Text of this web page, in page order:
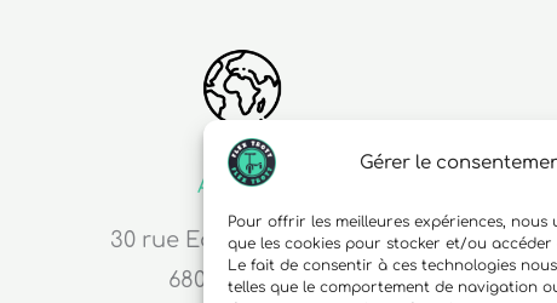
Gérer le
Pour offrir les meilleures expériences, nous
que les cookies pour stocker et/ou
Le fait de consentir à ces technologies
telles que le comportement de navigation
Adresse
30 rue Edouard Richard
68000 Colmar